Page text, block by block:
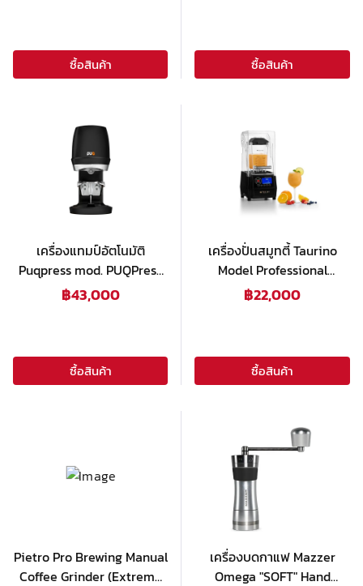
ซื้อสินค้า ซื้อสินค้า
เครื่องแทมป์อัตโนมัติ
Puqpress mod. PUQPress
Q (GEN6) Black
฿43,000
ซื้อสินค้า
เครื่องปั่นสมูทตี้ Taurino
Model Professional
Blender-10000 FD
฿22,000
ซื้อสินค้า
Pietro Pro Brewing Manual
Coffee Grinder (Extreme
เครื่องบดกาแฟ Mazzer
Omega "SOFT" Hand